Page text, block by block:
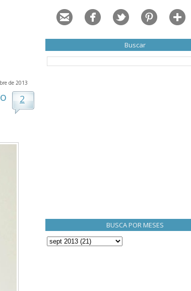
de 2013
2
Buscar
BUSCA POR MESES